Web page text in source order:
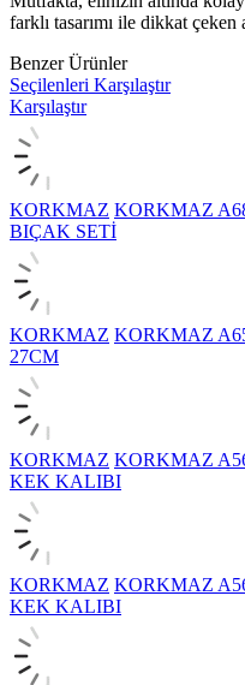
farklı tasarımı ile dikkat çeken
Benzer Ürünler
Seçilenleri Karşılaştır
Karşılaştır
KORKMAZ KORKMAZ
BIÇAK SETİ
KORKMAZ KORKMAZ
27CM
KORKMAZ KORKMAZ
KEK KALIBI
KORKMAZ KORKMAZ
KEK KALIBI